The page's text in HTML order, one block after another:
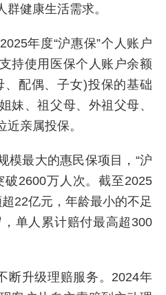
健康生活需求。
年度“沪惠保”个人账户
持使用医保个人账户余额
配偶、子女)投保的基础
妹、祖父母、外祖父母、
亲属投保。
最大的惠民保项目，“沪
破2600万人次。截至2025
22亿元，年龄最小的不足
单人累计赔付最高超300
升级理赔服务。2024年